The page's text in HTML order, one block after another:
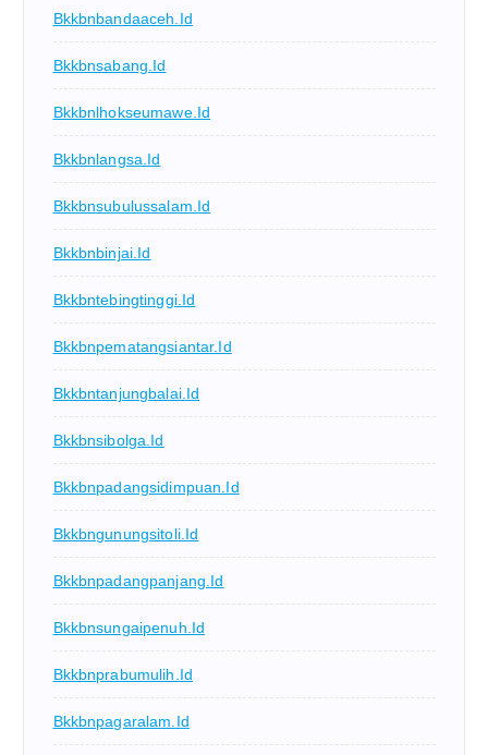
Bkkbnbandaaceh.id
Bkkbnsabang.id
Bkkbnlhokseumawe.id
Bkkbnlangsa.id
Bkkbnsubulussalam.id
Bkkbnbinjai.id
Bkkbntebingtinggi.id
Bkkbnpematangsiantar.id
Bkkbntanjungbalai.id
Bkkbnsibolga.id
Bkkbnpadangsidimpuan.id
Bkkbngunungsitoli.id
Bkkbnpadangpanjang.id
Bkkbnsungaipenuh.id
Bkkbnprabumulih.id
Bkkbnpagaralam.id